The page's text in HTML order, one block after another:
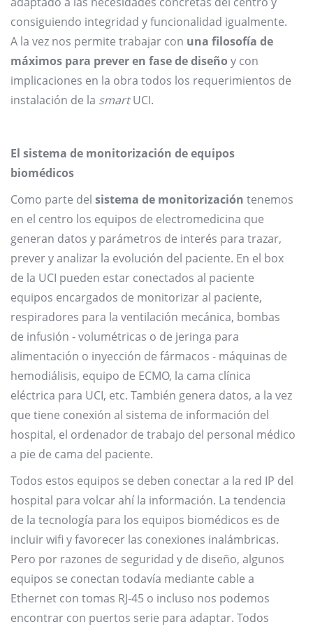
consiguiendo integridad y funcionalidad igualmente.
A la vez nos permite trabajar con una filosofía de
máximos para prever en fase de diseño y con
implicaciones en la obra todos los requerimientos de
instalación de la smartUCI.
El sistema de monitorización de equipos
biomédicos
Como parte del sistema de monitorización tenemos
en el centro los equipos de electromedicina que
generan datos y parámetros de interés para trazar,
prever y analizar la evolución del paciente. En el box
de la UCI pueden estar conectados al paciente
equipos encargados de monitorizar al paciente,
respiradores para la ventilación mecánica, bombas
de infusión - volumétricas o de jeringa para
alimentación o inyección de fármacos - máquinas de
hemodiálisis, equipo de ECMO, la cama clínica
eléctrica para UCI, etc. También genera datos, a la vez
que tiene conexión al sistema de información del
hospital, el ordenador de trabajo del personal médico
a pie de cama del paciente.
Todos estos equipos se deben conectar a la red IP del
hospital para volcar ahí la información. La tendencia
de la tecnología para los equipos biomédicos es de
incluir wifi y favorecer las conexiones inalámbricas.
Pero por razones de seguridad y de diseño, algunos
equipos se conectan todavía mediante cable a
Ethernet con tomas RJ-45 o incluso nos podemos
encontrar con puertos serie para adaptar. Todos